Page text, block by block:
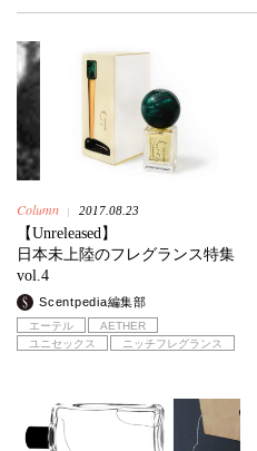
Column 2017.08.23
【Unreleased】
日本未上陸のフレグランス特集
vol.4
Scentpedia編集部
エーテル
AETHER
ユニセックス
ニッチフレグランス